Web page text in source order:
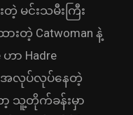
တဲ့ မင်းသမီးကြီး
းတဲ့ Catwoman နဲ့
ာ Hadre
အလုပ်လုပ်နေတဲ့
ာ့ သူ့တိုက်ခန်းမှာ